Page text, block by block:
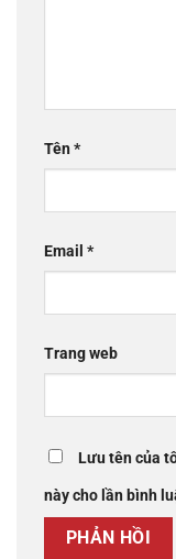
Tên*
Email *
Trang web
Lưu tên của
này cho lần bình